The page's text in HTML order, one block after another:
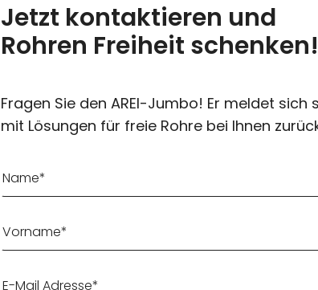
Jetzt kontaktieren und
Rohren Freiheit schenken!
Fragen Sie den AREI-Jumbo! Er meldet sich
mit Lösungen für freie Rohre bei Ihnen